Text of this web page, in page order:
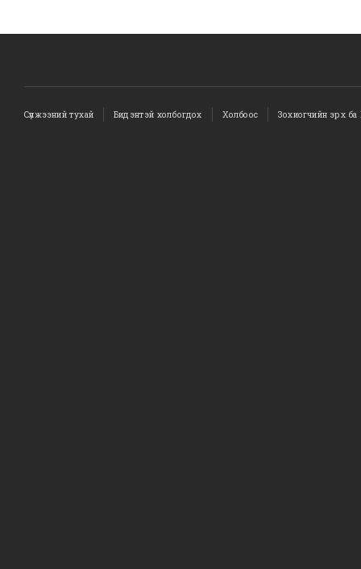
Сүлжээний тухай Бидэнтэй холбогдох Холбоос Зохиогчийн эрх